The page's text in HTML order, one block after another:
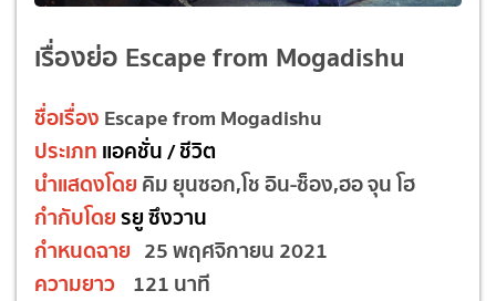
เรื่องย่อ Escape from Mogadishu
ชื่อเรื่อง Escape from Mogadishu
ประเภท แอคชั่น / ชีวิต
นำแสดงโดย คิม ยุนซอก,โช อิน-ซ็อง,ฮอ จุน โฮ
กำกับโดยรยู ซึงวาน
กำหนดฉาย 25 พฤศจิกายน 2021
ความยาว 121 นาที